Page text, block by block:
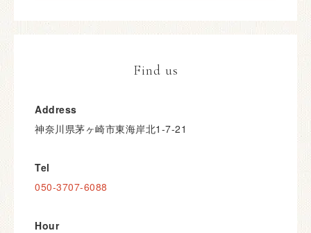
Find us
Address
神奈川県茅ヶ崎市東海岸北1-7-21
Tel
050-3707-6088
Hour